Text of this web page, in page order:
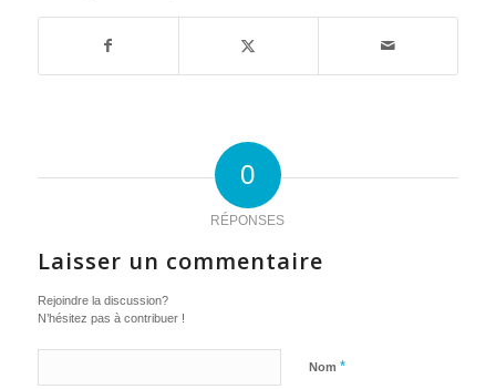
0
RÉPONSES
Laisser un commentaire
Rejoindre la discussion?
N’hésitez pas à contribuer !
Nom *